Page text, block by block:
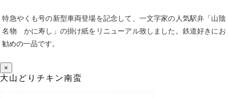
特急やくも号の新型車両登場を記念して、一文字家の人気駅弁「山陰
名物 かに寿し」の掛け紙をリニューアル致しました。鉄道好きにお
勧めの一品です。
×
大山どりチキン南蛮